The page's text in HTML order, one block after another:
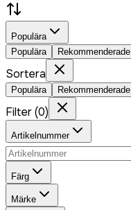
Populära
Populära
Rekommenderade
Sortera
Populära Rekommenderade
Filter(0)
Artikelnummer
Färg
Märke